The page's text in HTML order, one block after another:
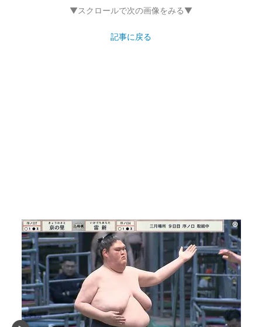
▼スクロールで次の画像をみる▼
記事に戻る